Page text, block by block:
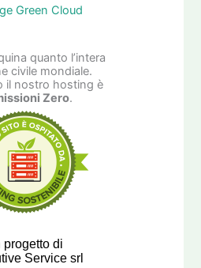
quanto l’intera
civile mondiale.
il nostro hosting è
Zero.
progetto di
Service srl